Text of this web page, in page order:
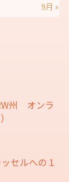
9月 »
州 オンラ
セルへの１